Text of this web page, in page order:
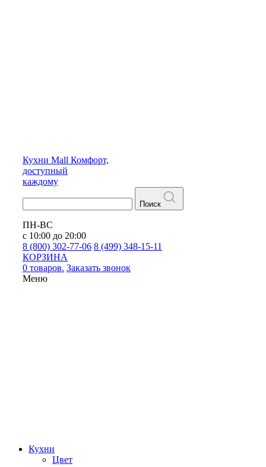
Кухни Mall Комфорт,
доступный
каждому
Поиск
ПН-ВС
с 10:00 до 20:00
8 (800) 302-77-06 8 (499) 348-15-11
КОРЗИНА
0 товаров. Заказать звонок
Меню
Кухни
Цвет